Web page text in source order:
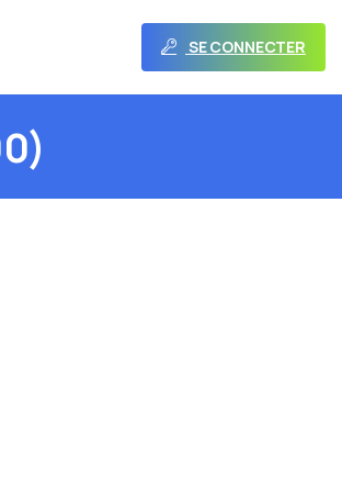
SE CONNECTER